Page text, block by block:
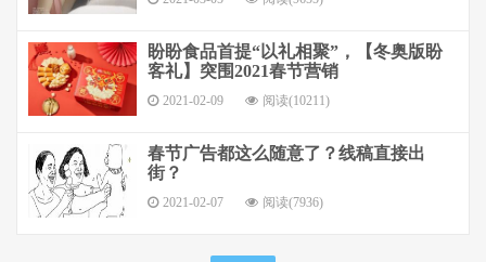
盼盼食品首提“以礼相聚”，【冬奥版盼
客礼】突围2021春节营销
2021-02-09 阅读(10211)
春节广告都这么随意了？线稿直接出
街？
2021-02-07 阅读(7936)